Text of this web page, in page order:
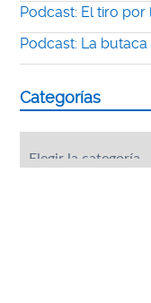
Podcast: El tiro
Podcast: La
Categorías